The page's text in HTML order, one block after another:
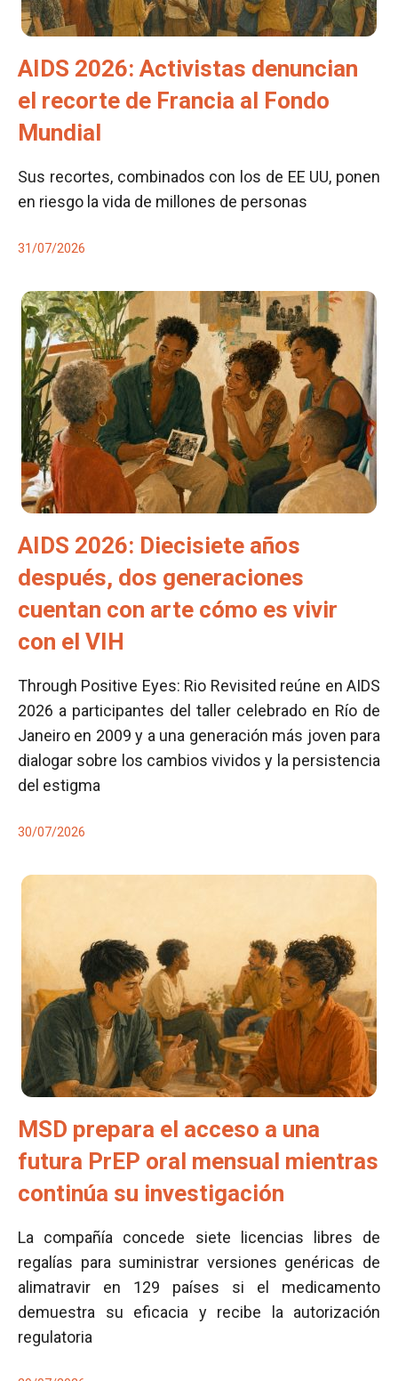
AIDS 2026: Activistas denuncian
el recorte de Francia al Fondo
Mundial
Sus recortes, combinados con los de EE UU, ponen
en riesgo la vida de millones de personas
31/07/2026
AIDS 2026: Diecisiete años
después, dos generaciones
cuentan con arte cómo es vivir
con el VIH
Through Positive Eyes: Rio Revisited reúne en AIDS
2026 a participantes del taller celebrado en Río de
Janeiro en 2009 y a una generación más joven para
dialogar sobre los cambios vividos y la persistencia
del estigma
30/07/2026
MSD prepara el acceso a una
futura PrEP oral mensual mientras
continúa su investigación
La compañía concede siete licencias libres de
regalías para suministrar versiones genéricas de
alimatravir en 129 países si el medicamento
demuestra su eficacia y recibe la autorización
regulatoria